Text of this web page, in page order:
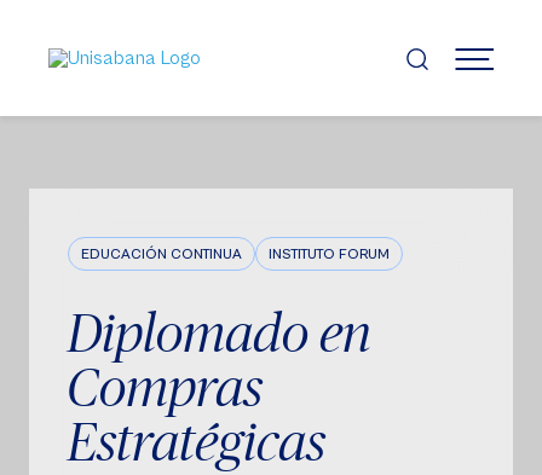
contenido
principal
MENÚ
EDUCACIÓN CONTINUA INSTITUTO FORUM
Diplomado en
Compras
Estratégicas